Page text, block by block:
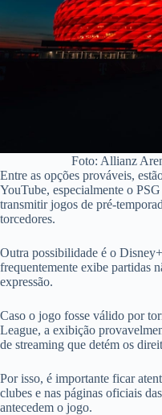
Foto: Allianz
Entre as opções prováveis,
YouTube, especialmente o
transmitir jogos de pré-
torcedores.
Outra possibilidade é o
frequentemente exibe partidas
expressão.
Caso o jogo fosse válido por
League, a exibição
de streaming que detém os
Por isso, é importante ficar
clubes e nas páginas oficiais
antecedem o jogo.